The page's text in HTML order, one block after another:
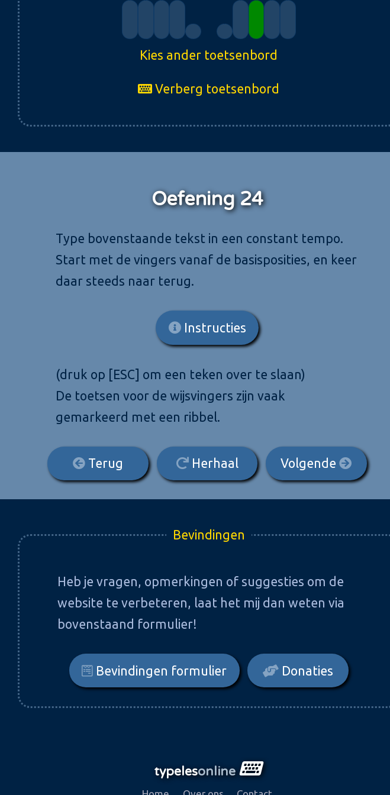
Kies ander toetsenbord
Verberg toetsenbord
Oefening 24
Type bovenstaande tekst in een constant tempo.
Start met de vingers vanaf de basisposities, en keer
daar steeds naar terug.
Instructies
(druk op [ESC] om een teken over te slaan)
De toetsen voor de wijsvingers zijn vaak
gemarkeerd met een ribbel.
Terug Herhaal Volgende
Bevindingen
Heb je vragen, opmerkingen of suggesties om de
website te verbeteren, laat het mij dan weten via
bovenstaand formulier!
Bevindingen formulier Donaties
typelesonline